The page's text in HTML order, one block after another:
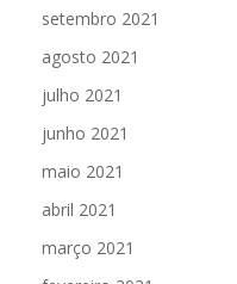
setembro 2021
agosto 2021
julho 2021
junho 2021
maio 2021
abril 2021
março 2021